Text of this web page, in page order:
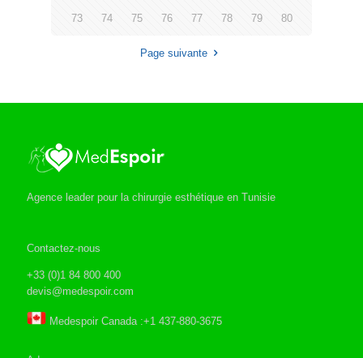
73 74 75 76 77 78 79 80
Page suivante
Agence leader pour la chirurgie esthétique en Tunisie
Contactez-nous
+33 (0)1 84 800 400
devis@medespoir.com
Medespoir Canada :+1 437-880-3675